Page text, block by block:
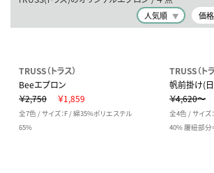
人気順 価
TRUSS（トラス）
Beeエプロン
￥2,750
￥1,859
全7色 / サイズ：F / 綿35%ポリエステル
65%
TRUSS（トラ
帆前掛け(
￥4,620～
全4色 / サイズ
40% 腰紐部分